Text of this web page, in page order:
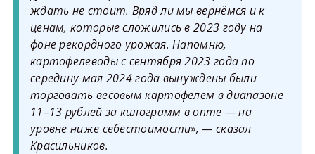
ждать не стоит. Вряд ли мы вернёмся и к
ценам, которые сложились в 2023 году на
фоне рекордного урожая. Напомню,
картофелеводы с сентября 2023 года по
середину мая 2024 года вынуждены были
торговать весовым картофелем в диапазоне
11–13 рублей за килограмм в опте — на
уровне ниже себестоимости», — сказал
Красильников.